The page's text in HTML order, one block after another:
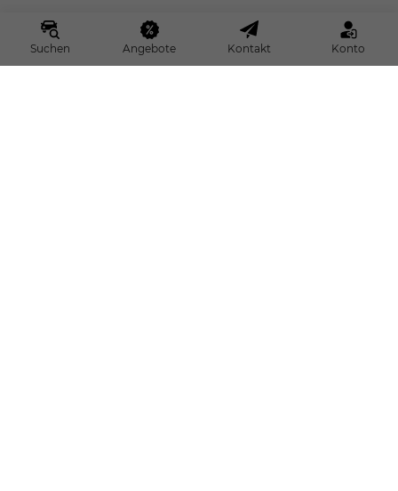
Suchen Angebote Kontakt Konto